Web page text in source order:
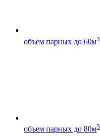
объем парных до 60м3
объем парных до 80м3